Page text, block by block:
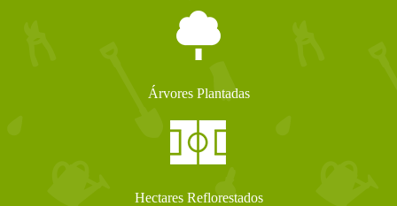
Árvores Plantadas
Hectares Reflorestados